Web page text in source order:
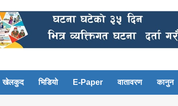
खेलकुद भिडियो E-Paper वातावरण कानुन